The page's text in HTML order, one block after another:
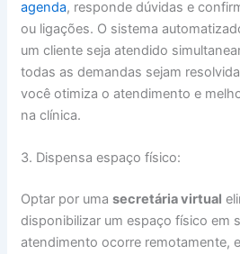
agenda, responde dúvidas e
ou ligações. O sistema
um cliente seja atendido
todas as demandas sejam
você otimiza o atendimento e
na clínica.
3. Dispensa espaço físico:
Optar por uma secretária virtual
disponibilizar um espaço físico em
atendimento ocorre remotamente,